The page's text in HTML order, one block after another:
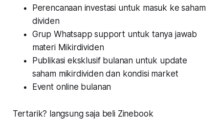
Perencanaan investasi untuk masuk ke saham
dividen
Grup Whatsapp support untuk tanya jawab
materi Mikirdividen
Publikasi eksklusif bulanan untuk update
saham mikirdividen dan kondisi market
Event online bulanan
Tertarik? langsung saja beli Zinebook